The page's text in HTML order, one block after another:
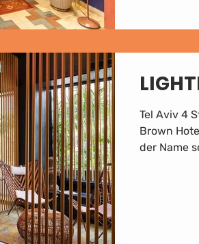
Tel Aviv 4
Brown
der Name